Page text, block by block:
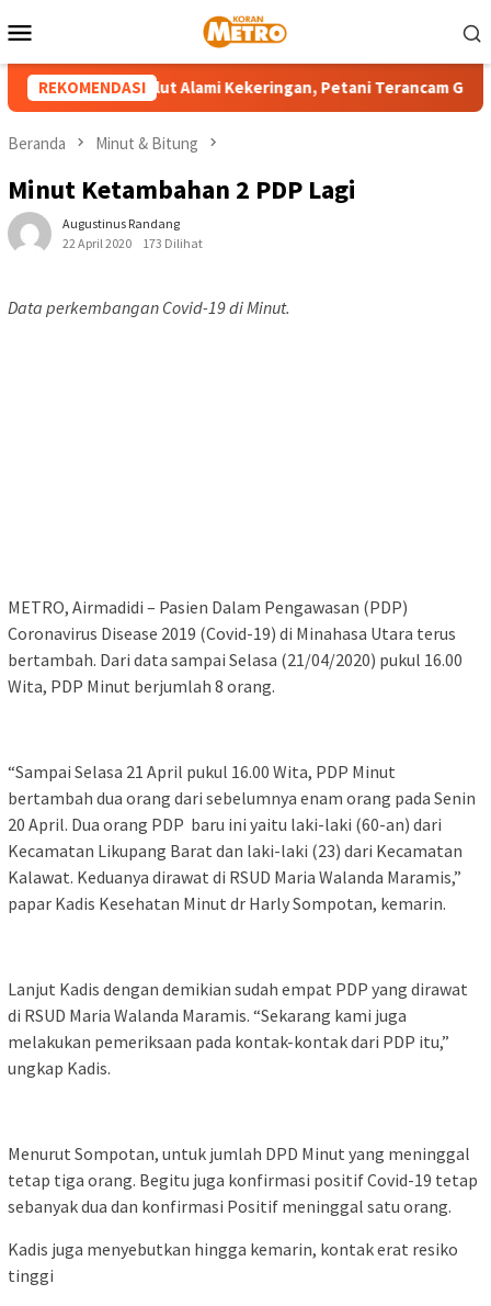
ke
Mobile
REKOMENDASI
Wilayah Sulut Alami Kekeringan, Petani Terancam Gagal
Beranda Minut & Bitung
Minut Ketambahan 2 PDP Lagi
Augustinus Randang
22 April 2020
173 Dilihat
Data perkembangan Covid-19 di Minut.
METRO, Airmadidi – Pasien Dalam Pengawasan (PDP)
Coronavirus Disease 2019 (Covid-19) di Minahasa Utara terus
bertambah. Dari data sampai Selasa (21/04/2020) pukul 16.00
Wita, PDP Minut berjumlah 8 orang.
“Sampai Selasa 21 April pukul 16.00 Wita, PDP Minut
bertambah dua orang dari sebelumnya enam orang pada Senin
20 April. Dua orang PDP baru ini yaitu laki-laki (60-an) dari
Kecamatan Likupang Barat dan laki-laki (23) dari Kecamatan
Kalawat. Keduanya dirawat di RSUD Maria Walanda Maramis,”
papar Kadis Kesehatan Minut dr Harly Sompotan, kemarin.
Lanjut Kadis dengan demikian sudah empat PDP yang dirawat
di RSUD Maria Walanda Maramis. “Sekarang kami juga
melakukan pemeriksaan pada kontak-kontak dari PDP itu,”
ungkap Kadis.
Menurut Sompotan, untuk jumlah DPD Minut yang meninggal
tetap tiga orang. Begitu juga konfirmasi positif Covid-19 tetap
sebanyak dua dan konfirmasi Positif meninggal satu orang.
Kadis juga menyebutkan hingga kemarin, kontak erat resiko
tinggi